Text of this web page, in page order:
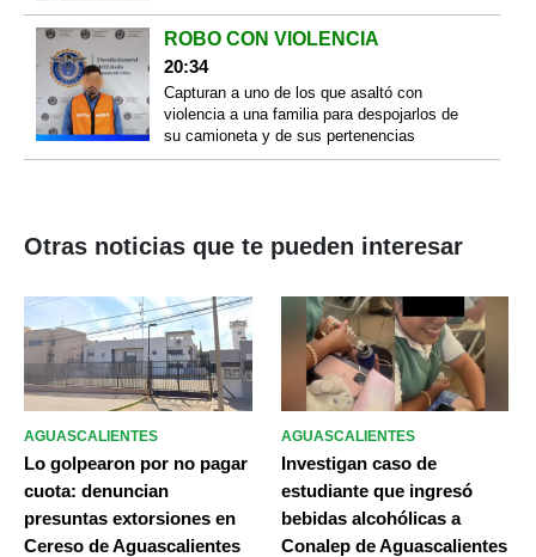
ROBO CON VIOLENCIA
20:34
Capturan a uno de los que asaltó con
violencia a una familia para despojarlos de
su camioneta y de sus pertenencias
Otras noticias que te pueden interesar
AGUASCALIENTES
Lo golpearon por no pagar
cuota: denuncian
presuntas extorsiones en
Cereso de Aguascalientes
AGUASCALIENTES
Investigan caso de
estudiante que ingresó
bebidas alcohólicas a
Conalep de Aguascalientes